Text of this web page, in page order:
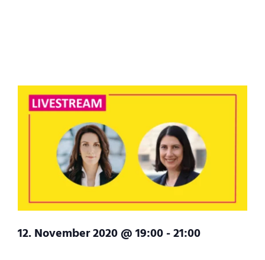
12. November 2020 @ 19:00-21:00